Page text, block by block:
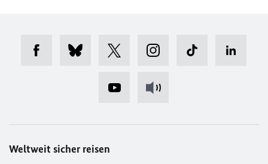
Weltweit sicher reisen